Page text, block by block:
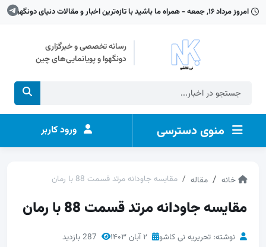
امروز مرداد ۱۶, جمعه - همراه ما باشید با تازه‌ترین اخبار و مقالات دنیای دونگهوا
رسانه تخصصی و خبرگزاری
دونگهوا و پویانمایی‌های چین
منوی دسترسی ورود کاربر
خانه مقاله مقایسه جاودانه مرتد قسمت 88 با رمان
مقایسه جاودانه مرتد قسمت 88 با رمان
نوشته: تحریریه نی کاشو ۲ آبان ۱۴۰۳